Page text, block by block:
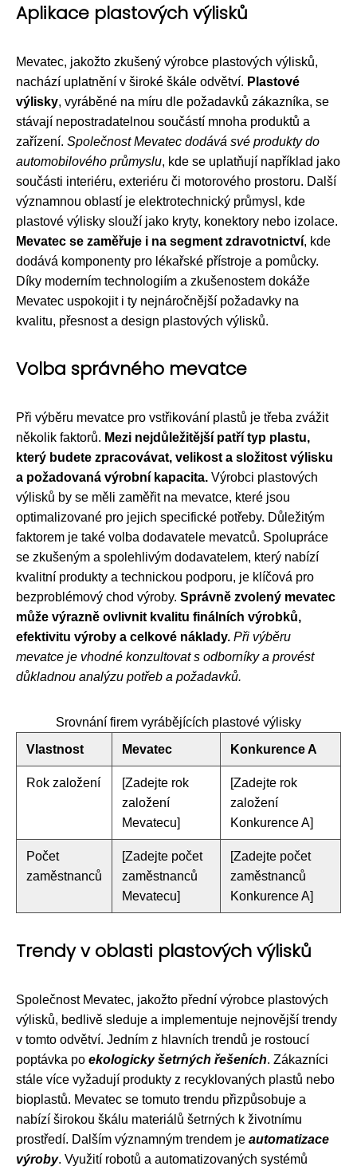
Aplikace plastových výlisků
Mevatec, jakožto zkušený výrobce plastových výlisků,
nachází uplatnění v široké škále odvětví. Plastové
výlisky, vyráběné na míru dle požadavků zákazníka, se
stávají nepostradatelnou součástí mnoha produktů a
zařízení. Společnost Mevatec dodává své produkty do
automobilového průmyslu, kde se uplatňují například jako
součásti interiéru, exteriéru či motorového prostoru. Další
významnou oblastí je elektrotechnický průmysl, kde
plastové výlisky slouží jako kryty, konektory nebo izolace.
Mevatec se zaměřuje i na segment zdravotnictví, kde
dodává komponenty pro lékařské přístroje a pomůcky.
Díky moderním technologiím a zkušenostem dokáže
Mevatec uspokojit i ty nejnáročnější požadavky na
kvalitu, přesnost a design plastových výlisků.
Volba správného mevatce
Při výběru mevatce pro vstřikování plastů je třeba zvážit
několik faktorů. Mezi nejdůležitější patří typ plastu,
který budete zpracovávat, velikost a složitost výlisku
a požadovaná výrobní kapacita. Výrobci plastových
výlisků by se měli zaměřit na mevatce, které jsou
optimalizované pro jejich specifické potřeby. Důležitým
faktorem je také volba dodavatele mevatců. Spolupráce
se zkušeným a spolehlivým dodavatelem, který nabízí
kvalitní produkty a technickou podporu, je klíčová pro
bezproblémový chod výroby. Správně zvolený mevatec
může výrazně ovlivnit kvalitu finálních výrobků,
efektivitu výroby a celkové náklady. Při výběru
mevatce je vhodné konzultovat s odborníky a provést
důkladnou analýzu potřeb a požadavků.
Srovnání firem vyrábějících plastové výlisky
Vlastnost
Mevatec Konkurence A
Rok založení
[Zadejte rok
založení
Mevatecu]
[Zadejte rok
založení
Konkurence A]
Počet
zaměstnanců
[Zadejte počet
zaměstnanců
Mevatecu]
[Zadejte počet
zaměstnanců
Konkurence A]
Trendy v oblasti plastových výlisků
Společnost Mevatec, jakožto přední výrobce plastových
výlisků, bedlivě sleduje a implementuje nejnovější trendy
v tomto odvětví. Jedním z hlavních trendů je rostoucí
poptávka po ekologicky šetrných řešeních. Zákazníci
stále více vyžadují produkty z recyklovaných plastů nebo
bioplastů. Mevatec se tomuto trendu přizpůsobuje a
nabízí širokou škálu materiálů šetrných k životnímu
prostředí. Dalším významným trendem je automatizace
výroby. Využití robotů a automatizovaných systémů